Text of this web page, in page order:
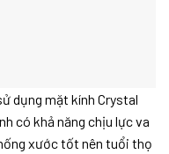
dụng mặt kính Crystal
có khả năng chịu lực va
xước tốt nên tuổi thọ